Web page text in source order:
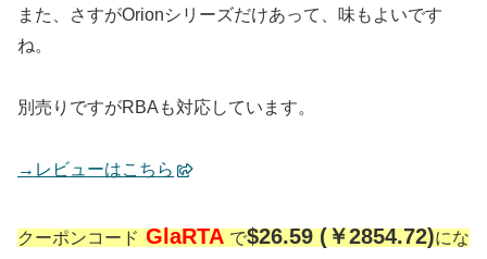
また、さすがOrionシリーズだけあって、味もよいです
ね。
別売りですがRBAも対応しています。
→レビューはこちら
クーポンコードGlaRTAで$26.59 (￥2854.72)にな